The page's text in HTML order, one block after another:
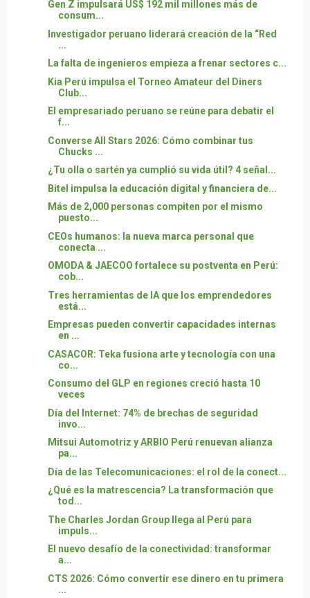
Gen Z impulsará US$ 192 mil millones más de
consum...
Investigador peruano liderará creación de la “Red
...
La falta de ingenieros empieza a frenar sectores c...
Kia Perú impulsa el Torneo Amateur del Diners
Club...
El empresariado peruano se reúne para debatir el
f...
Converse All Stars 2026: Cómo combinar tus
Chucks ...
¿Tu olla o sartén ya cumplió su vida útil? 4 señal...
Bitel impulsa la educación digital y financiera de...
Más de 2,000 personas compiten por el mismo
puesto...
CEOs humanos: la nueva marca personal que
conecta ...
OMODA & JAECOO fortalece su postventa en Perú:
cob...
Tres herramientas de IA que los emprendedores
está...
Empresas pueden convertir capacidades internas
en ...
CASACOR: Teka fusiona arte y tecnología con una
co...
Consumo del GLP en regiones creció hasta 10
veces
Día del Internet: 74% de brechas de seguridad
invo...
Mitsui Automotriz y ARBIO Perú renuevan alianza
pa...
Día de las Telecomunicaciones: el rol de la conect...
¿Qué es la matrescencia? La transformación que
tod...
The Charles Jordan Group llega al Perú para
impuls...
El nuevo desafío de la conectividad: transformar
a...
CTS 2026: Cómo convertir ese dinero en tu primera
...